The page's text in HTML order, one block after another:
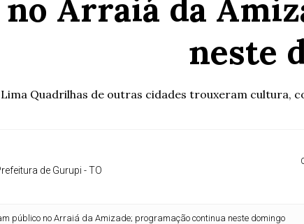
Arraiá da
neste
Quadrilhas de outras cidades trouxeram cultura,
de Gurupi - TO
Arraiá da Amizade; programação continua neste domingo